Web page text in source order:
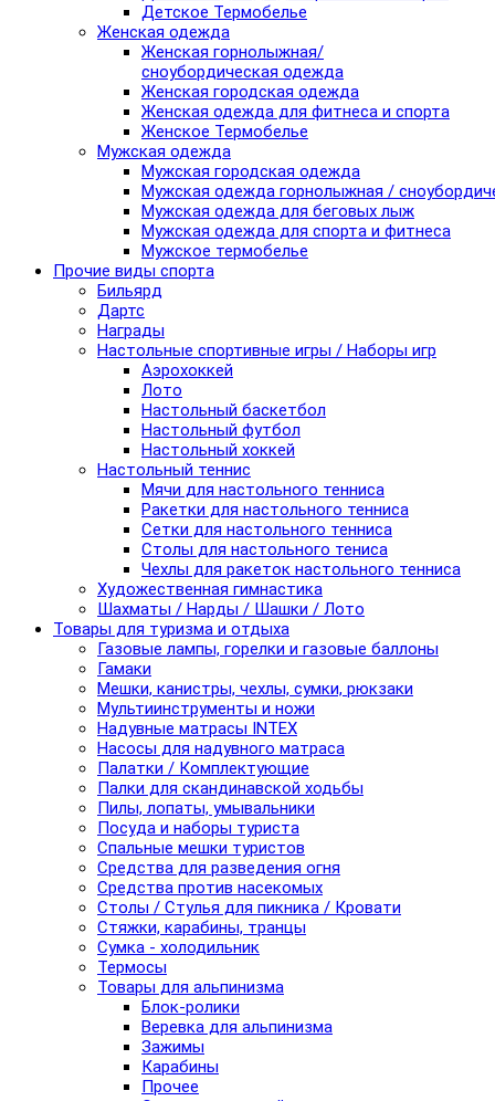
Детское Термобелье
Женская одежда
Женская горнолыжная/
сноубордическая одежда
Женская городская одежда
Женская одежда для фитнеса и спорта
Женское Термобелье
Мужская одежда
Мужская городская одежда
Мужская одежда горнолыжная /
Мужская одежда для беговых лыж
Мужская одежда для спорта и фитнеса
Мужское термобелье
Прочие виды спорта
Бильярд
Дартс
Награды
Настольные спортивные игры / Наборы игр
Аэрохоккей
Лото
Настольный баскетбол
Настольный футбол
Настольный хоккей
Настольный теннис
Мячи для настольного тенниса
Ракетки для настольного тенниса
Сетки для настольного тенниса
Столы для настольного тениса
Чехлы для ракеток настольного тенниса
Художественная гимнастика
Шахматы / Нарды / Шашки / Лото
Товары для туризма и отдыха
Газовые лампы, горелки и газовые баллоны
Гамаки
Мешки, канистры, чехлы, сумки, рюкзаки
Мультиинструменты и ножи
Надувные матрасы INTEX
Насосы для надувного матраса
Палатки / Комплектующие
Палки для скандинавской ходьбы
Пилы, лопаты, умывальники
Посуда и наборы туриста
Спальные мешки туристов
Средства для разведения огня
Средства против насекомых
Столы / Стулья для пикника / Кровати
Стяжки, карабины, транцы
Сумка - холодильник
Термосы
Товары для альпинизма
Блок-ролики
Веревка для альпинизма
Зажимы
Карабины
Прочее